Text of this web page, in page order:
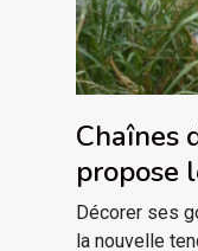
Chaînes
propose
Décorer ses
la nouvelle